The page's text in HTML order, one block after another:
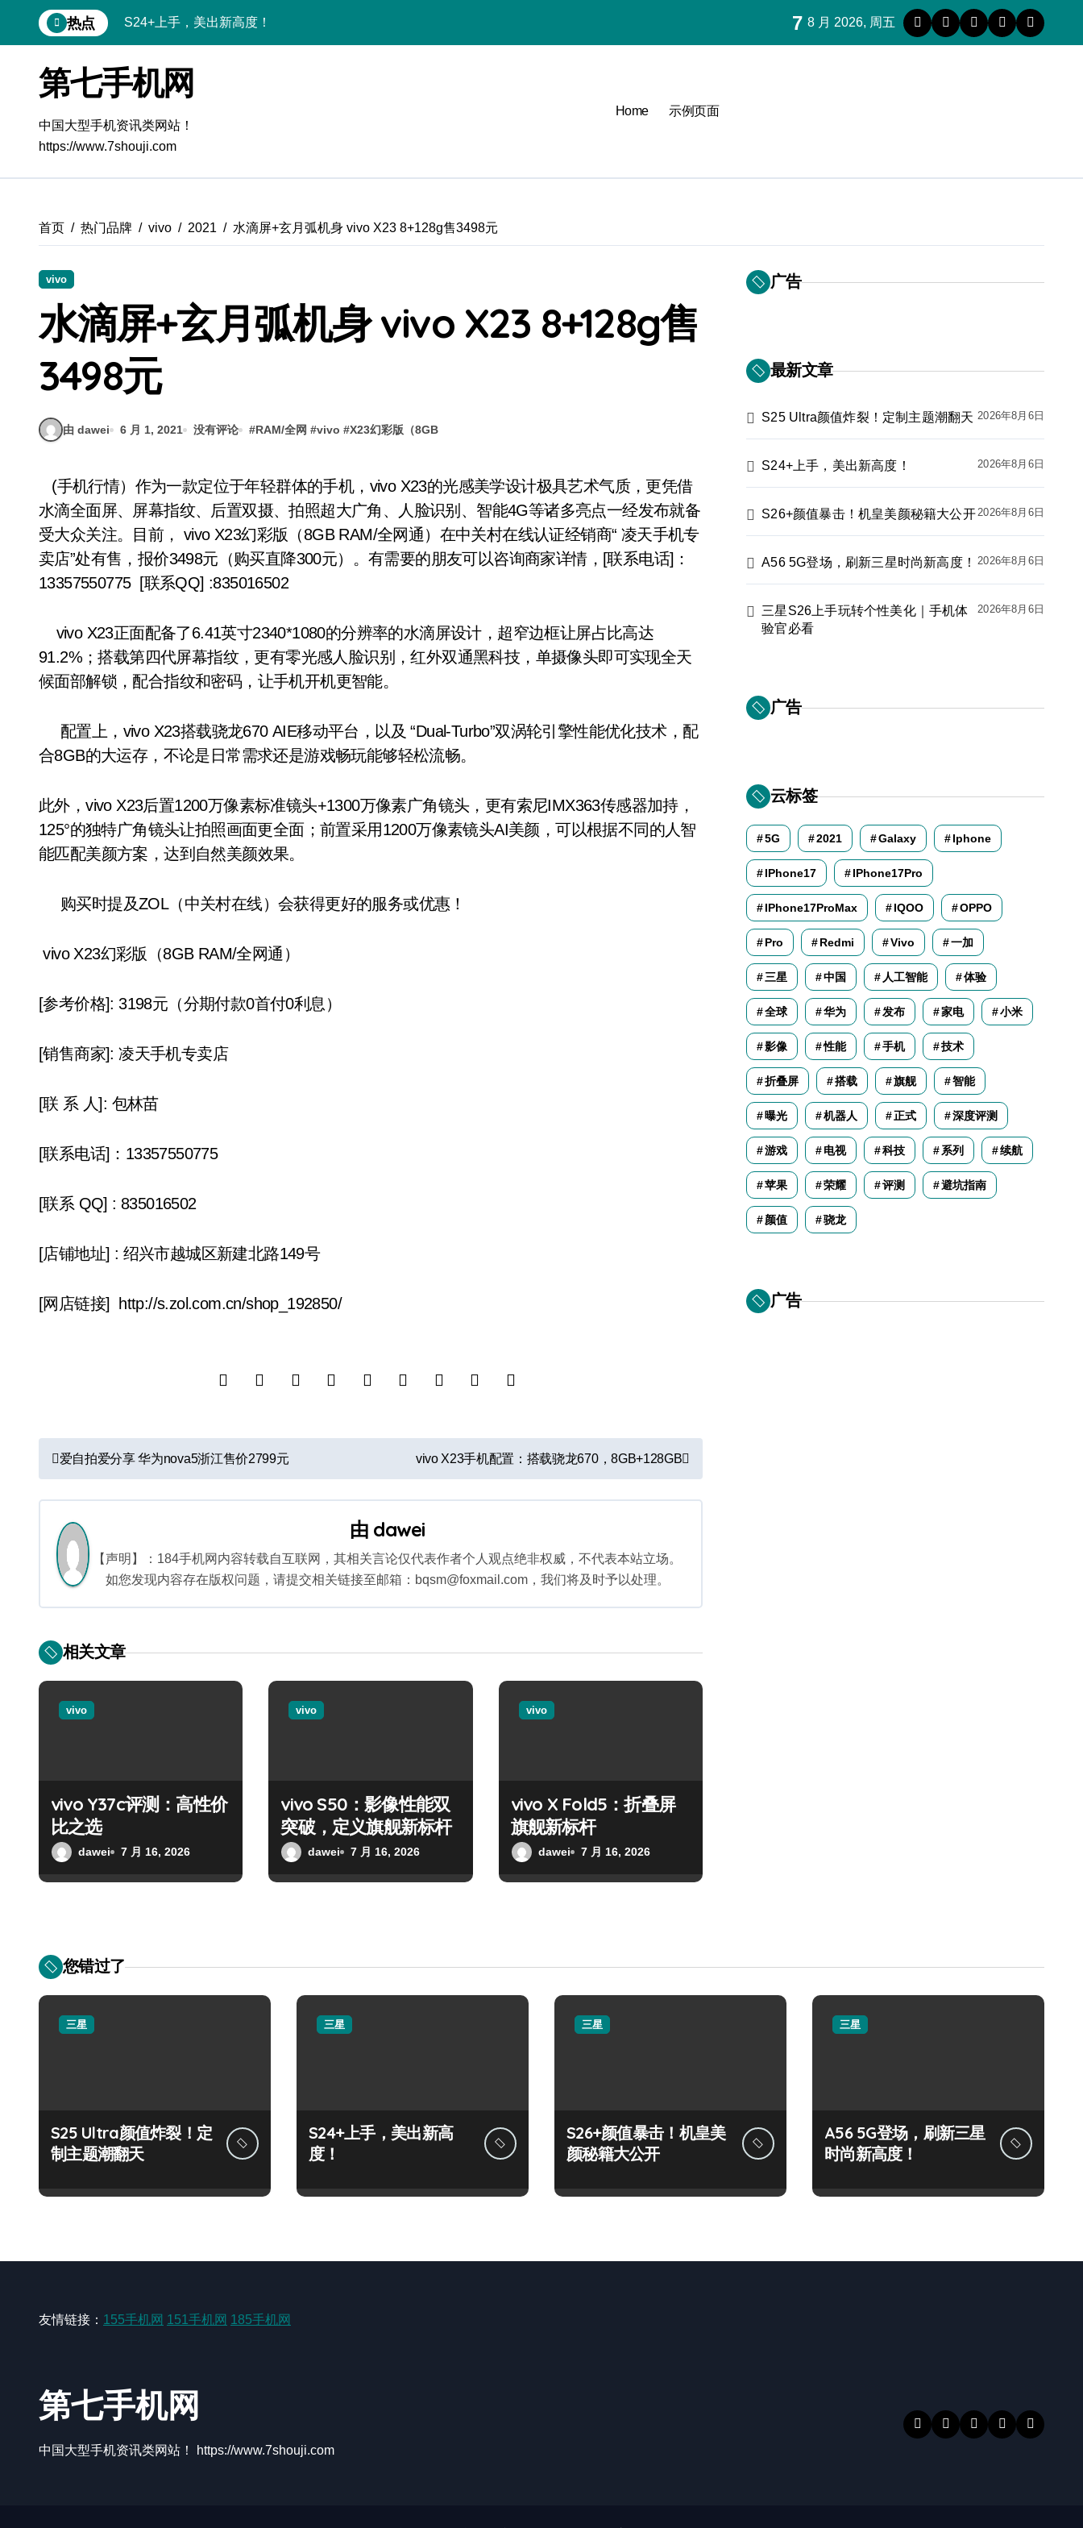
到
热点 S24+上手，美出新高度！
A56 5G登场，刷新三星时尚新高度！
三星S26上手玩转个性美化｜手机体验官必看
S25美化秘籍：个性定制，炫酷随行
Galaxy C55 5G潮玩定制，焕新体验无限可能
Galaxy Z Flip6：折叠时尚，秒变潮流焦点
S25 Ultra颜值炸裂！定制主题潮翻天
7 8 月 2026, 周五
第七手机网
中国大型手机资讯类网站！
https://www.7shouji.com
Home 示例页面
首页 热门品牌 vivo 2021 水滴屏+玄月弧机身 vivo X23 8+128g售3498元
vivo
水滴屏+玄月弧机身 vivo X23 8+128g售
3498元
由 dawei 6 月 1, 2021 没有评论 #RAM/全网 #vivo #X23幻彩版（8GB
(手机行情）作为一款定位于年轻群体的手机，vivo X23的光感美学设计极具艺术气质，更凭借
水滴全面屏、屏幕指纹、后置双摄、拍照超大广角、人脸识别、智能4G等诸多亮点一经发布就备
受大众关注。目前， vivo X23幻彩版（8GB RAM/全网通）在中关村在线认证经销商“ 凌天手机专
卖店”处有售，报价3498元（购买直降300元）。有需要的朋友可以咨询商家详情，[联系电话]：
13357550775 [联系QQ] :835016502
vivo X23正面配备了6.41英寸2340*1080的分辨率的水滴屏设计，超窄边框让屏占比高达
91.2%；搭载第四代屏幕指纹，更有零光感人脸识别，红外双通黑科技，单摄像头即可实现全天
候面部解锁，配合指纹和密码，让手机开机更智能。
配置上，vivo X23搭载骁龙670 AIE移动平台，以及 “Dual-Turbo”双涡轮引擎性能优化技术，配
合8GB的大运存，不论是日常需求还是游戏畅玩能够轻松流畅。
此外，vivo X23后置1200万像素标准镜头+1300万像素广角镜头，更有索尼IMX363传感器加持，
125°的独特广角镜头让拍照画面更全面；前置采用1200万像素镜头AI美颜，可以根据不同的人智
能匹配美颜方案，达到自然美颜效果。
购买时提及ZOL（中关村在线）会获得更好的服务或优惠！
vivo X23幻彩版（8GB RAM/全网通）
[参考价格]: 3198元（分期付款0首付0利息）
[销售商家]: 凌天手机专卖店
[联 系 人]: 包林苗
[联系电话]：13357550775
[联系 QQ] : 835016502
[店铺地址] : 绍兴市越城区新建北路149号
[网店链接] http://s.zol.com.cn/shop_192850/
文
章
导
航
爱自拍爱分享 华为nova5浙江售价2799元 vivo X23手机配置：搭载骁龙670，8GB+128GB
由 dawei
【声明】：184手机网内容转载自互联网，其相关言论仅代表作者个人观点绝非权威，不代表本站立场。
如您发现内容存在版权问题，请提交相关链接至邮箱：bqsm@foxmail.com，我们将及时予以处理。
相关文章
vivo
vivo Y37c评测：高性价
比之选
dawei 7 月 16, 2026
vivo
vivo S50：影像性能双
突破，定义旗舰新标杆
dawei 7 月 16, 2026
vivo
vivo X Fold5：折叠屏
旗舰新标杆
dawei 7 月 16, 2026
广告
最新文章
S25 Ultra颜值炸裂！定制主题潮翻天 2026年8月6日
S24+上手，美出新高度！ 2026年8月6日
S26+颜值暴击！机皇美颜秘籍大公开2026年8月6日
A56 5G登场，刷新三星时尚新高度！ 2026年8月6日
三星S26上手玩转个性美化｜手机体
验官必看
2026年8月6日
广告
云标签
5G 2021 Galaxy Iphone
IPhone17 IPhone17Pro
IPhone17ProMax IQOO OPPO
Pro Redmi Vivo 一加
三星 中国 人工智能 体验
全球 华为 发布 家电 小米
影像 性能 手机 技术
折叠屏 搭载 旗舰 智能
曝光 机器人 正式 深度评测
游戏 电视 科技 系列 续航
苹果 荣耀 评测 避坑指南
颜值 骁龙
广告
您错过了
三星
S25 Ultra颜值炸裂！定
制主题潮翻天
三星
S24+上手，美出新高
度！
三星
S26+颜值暴击！机皇美
颜秘籍大公开
三星
A56 5G登场，刷新三星
时尚新高度！
友情链接： 155手机网 151手机网 185手机网
第七手机网
中国大型手机资讯类网站！ https://www.7shouji.com